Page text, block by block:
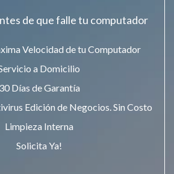
de que falle tu computador
Velocidad de tu Computador
a Domicilio
30 Días de Garantía
Edición de Negocios. Sin Costo
Limpieza Interna
Solicita Ya!